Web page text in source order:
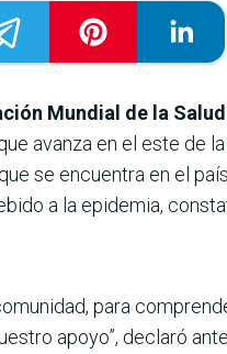
Mundial de la
avanza en el este de la
se encuentra en el
a la epidemia,
para
apoyo”, declaró